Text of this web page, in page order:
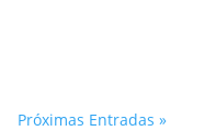
Próximas Entradas »